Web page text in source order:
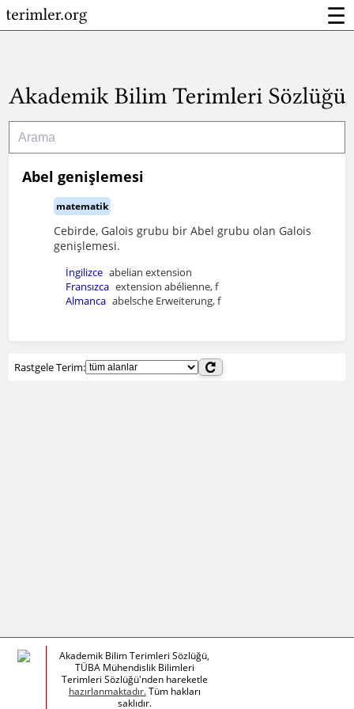
☰
Abel genişlemesi
matematik
Cebirde, Galois grubu bir Abel grubu olan Galois
genişlemesi.
İngilizce abelian extension
Fransızca extension abélienne, f
Almanca abelsche Erweiterung, f
Rastgele Terim:
Akademik Bilim Terimleri Sözlüğü,
TÜBA Mühendislik Bilimleri
Terimleri Sözlüğü'nden hareketle
hazırlanmaktadır.Tüm hakları
saklıdır.